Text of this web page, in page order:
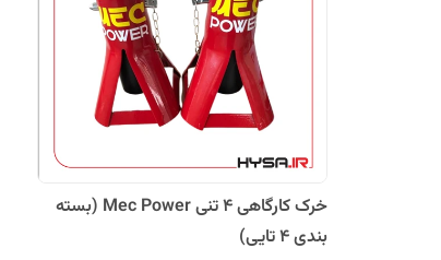
خرک کارگاهی 4 تنی Mec Power (بسته
بندی 4 تایی)